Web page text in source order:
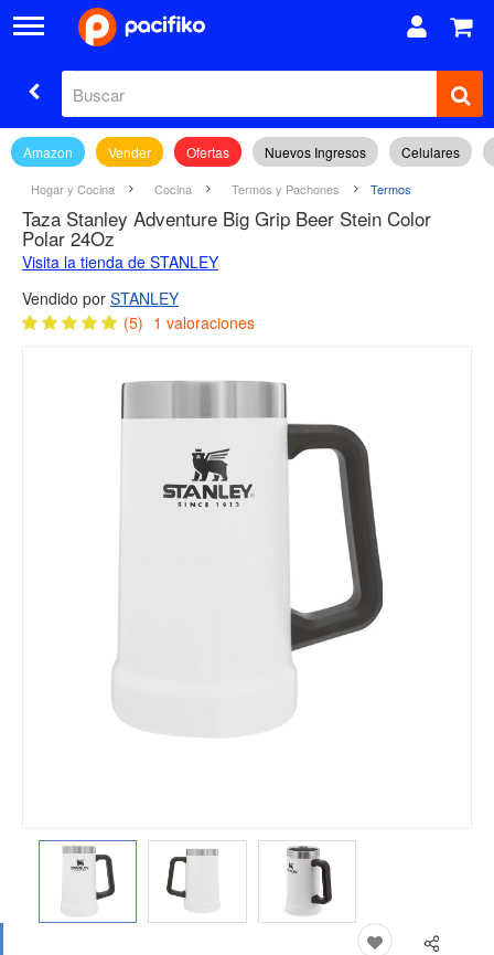
Amazon Vender Ofertas Nuevos Ingresos Celulares
Hogar y Cocina Cocina Termos y Pachones Termos
Taza Stanley Adventure Big Grip Beer Stein Color
Polar 24Oz
Visita la tienda de STANLEY
Vendido por STANLEY
(5) 1 valoraciones